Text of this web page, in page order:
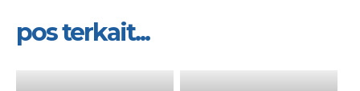
pos terkait...